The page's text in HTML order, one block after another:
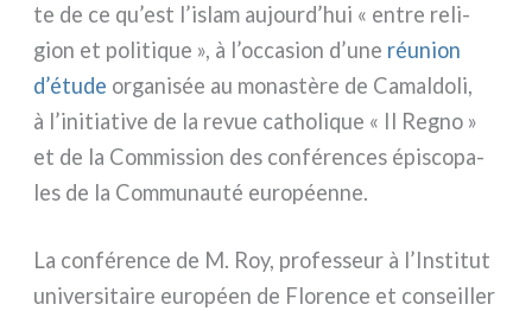
te de ce qu’est l’islam aujourd’hui « entre reli­
gion et poli­ti­que », à l’occasion d’une réu­nion
d’étude orga­ni­sée au mona­stè­re de Camaldoli,
à l’initiative de la revue catho­li­que « Il Regno »
et de la Commission des con­fé­ren­ces épi­sco­pa­
les de la Communauté euro­péen­ne.
La con­fé­ren­ce de M. Roy, pro­fes­seur à l’Institut
uni­ver­si­tai­re euro­péen de Florence et con­seil­ler